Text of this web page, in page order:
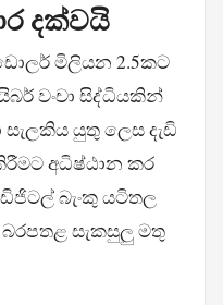
දක්වයි
ඩොලර් මිලියන 2.5කට
වංචා සිද්ධියකින්
යුතු ලෙස දැඩි
අධිෂ්ඨාන කර
බැංකු යටිතල
සැකසුලු මතු